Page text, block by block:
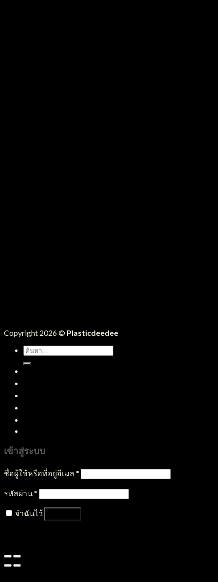
Copyright 2026 © Plasticdeedee
ค้นหา:
เข้าสู่ระบบ
ชื่อผู้ใช้หรือที่อยู่อีเมล *
รหัสผ่าน*
จำฉันไว้